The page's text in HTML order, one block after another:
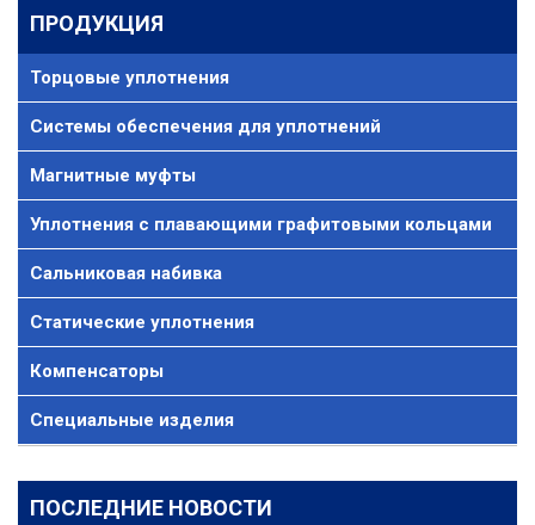
ПРОДУКЦИЯ
Торцовые уплотнения
Системы обеспечения для уплотнений
Магнитные муфты
Уплотнения с плавающими графитовыми кольцами
Сальниковая набивка
Статические уплотнения
Компенсаторы
Специальные изделия
ПОСЛЕДНИЕ НОВОСТИ